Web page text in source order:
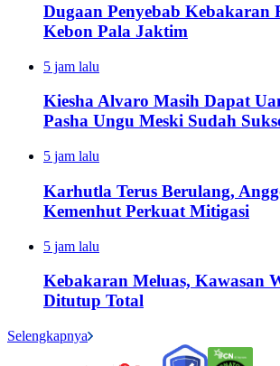
Dugaan Penyebab Kebakaran
Kebon Pala Jaktim
5 jam lalu
Kiesha Alvaro Masih Dapat
Pasha Ungu Meski Sudah
5 jam lalu
Karhutla Terus Berulang,
Kemenhut Perkuat Mitigasi
5 jam lalu
Kebakaran Meluas, Kawasan
Ditutup Total
Selengkapnya